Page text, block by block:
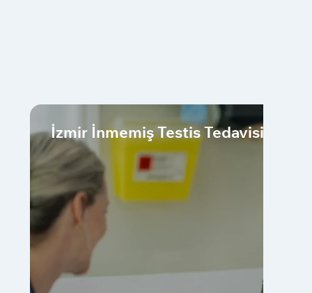
İzmir İnmemiş Testis Tedavisi